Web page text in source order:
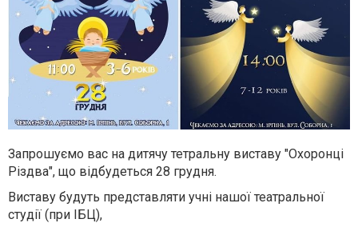
Запрошуємо вас на дитячу тетральну виставу "Охоронці
Різдва", що відбудеться 28 грудня.
Виставу будуть представляти учні нашої театральної
студії (при ІБЦ),